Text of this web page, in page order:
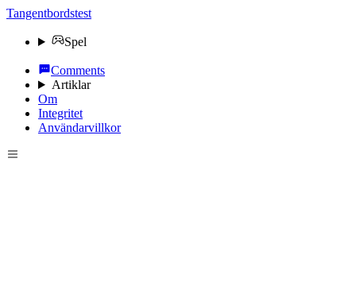
Tangentbordstest
Spel
Comments
Artiklar
Om
Integritet
Användarvillkor